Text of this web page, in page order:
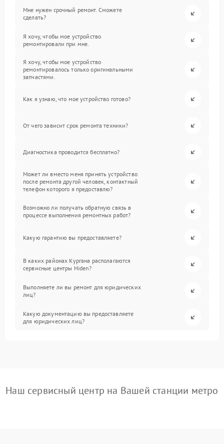
Мне нужен срочный ремонт. Сможете
сделать?
Я хочу, чтобы мое устройство
ремонтировали при мне.
Я хочу, чтобы мое устройство
ремонтировалось только оригинальными
запчастями.
Как я узнаю, что мое устройство готово?
От чего зависит срок ремонта техники?
Диагностика проводится бесплатно?
Может ли вместо меня принять устройство
после ремонта другой человек, контактный
телефон которого я предоставлю?
Возможно ли получать обратную связь в
процессе выполнения ремонтных работ?
Какую гарантию вы предоставляете?
В каких районах Кургана располагаются
сервисные центры Hiden?
Выполняете ли вы ремонт для юридических
лиц?
Какую документацию вы предоставляете
для юридических лиц?
Наш сервисный центр на Вашей станции метро